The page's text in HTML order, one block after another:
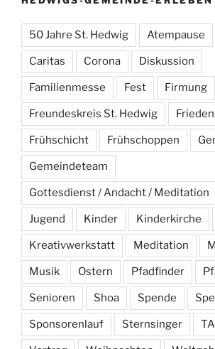
50 Jahre St. Hedwig Atempause
Caritas Corona Diskussion
Familienmesse Fest Firmung
Freundeskreis St. Hedwig
Frühschicht Frühschoppen
Gemeindeteam
Gottesdienst / Andacht / Meditation
Jugend Kinder Kinderkirche
Kreativwerkstatt Meditation
Musik Ostern Pfadfinder
Senioren Shoa Spende
Sponsorenlauf Sternsinger